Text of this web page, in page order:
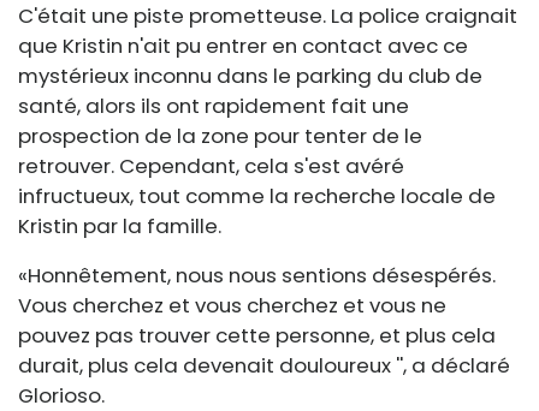
C'était une piste prometteuse. La police craignait
que Kristin n'ait pu entrer en contact avec ce
mystérieux inconnu dans le parking du club de
santé, alors ils ont rapidement fait une
prospection de la zone pour tenter de le
retrouver. Cependant, cela s'est avéré
infructueux, tout comme la recherche locale de
Kristin par la famille.
«Honnêtement, nous nous sentions désespérés.
Vous cherchez et vous cherchez et vous ne
pouvez pas trouver cette personne, et plus cela
durait, plus cela devenait douloureux '', a déclaré
Glorioso.